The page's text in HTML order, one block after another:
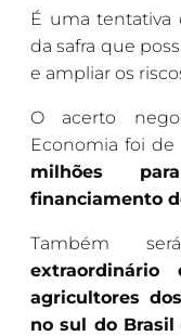
É uma tentativa
da safra que
e ampliar os
O acerto
Economia foi
milhões
financiamento
Também
agricultores
no sul do Brasil